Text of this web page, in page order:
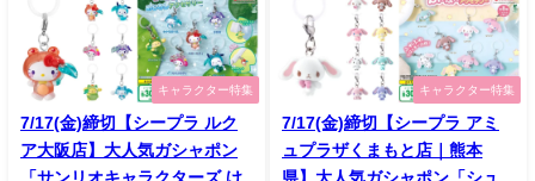
キャラクター特集
7/17(金)締切【シープラ ルク
ア大阪店】大人気ガシャポン
「サンリオキャラクターズ け
キャラクター特集
7/17(金)締切【シープラ アミ
ュプラザくまもと店｜熊本
県】大人気ガシャポン「シュ